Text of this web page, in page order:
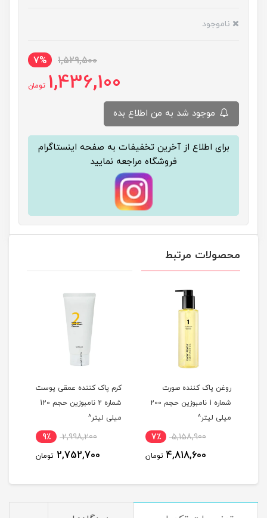
ناموجود
1,529,500
7%
1,436,100 تومان
برای اطلاع از آخرین تخفیفات به صفحه اینستاگرام
فروشگاه مراجعه نمایید
محصولات مرتبط
روغن پاک کننده صورت
شماره 1 نامبوزین حجم 200
میلی لیتر^
5,158,900 7٪
4,818,600 تومان
کرم پاک کننده عمقی پوست
شماره 2 نامبوزین حجم 120
میلی لیتر^
2,998,200 9٪
2,752,700 تومان